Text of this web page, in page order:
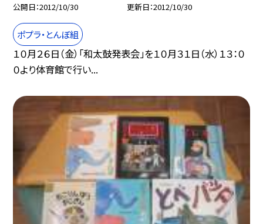
公開日 2012/10/30 更新日 2012/10/30
ポプラ・とんぼ組
１０月２６日（金）「和太鼓発表会」を１０月３１日（水）１３：０
０より体育館で行い...